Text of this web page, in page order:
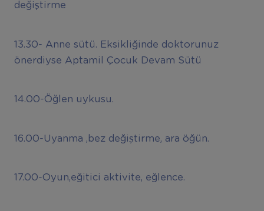
değiştirme
13.30- Anne sütü. Eksikliğinde doktorunuz
önerdiyse Aptamil Çocuk Devam Sütü
14.00-Öğlen uykusu.
16.00-Uyanma ,bez değiştirme, ara öğün.
17.00-Oyun,eğitici aktivite, eğlence.